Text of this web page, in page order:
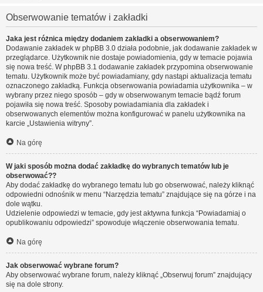
Obserwowanie tematów i zakładki
Jaka jest różnica między dodaniem zakładki a obserwowaniem?
Dodawanie zakładek w phpBB 3.0 działa podobnie, jak dodawanie zakładek w
przeglądarce. Użytkownik nie dostaje powiadomienia, gdy w temacie pojawia
się nowa treść. W phpBB 3.1 dodawanie zakładek przypomina obserwowanie
tematu. Użytkownik może być powiadamiany, gdy nastąpi aktualizacja tematu
oznaczonego zakładką. Funkcja obserwowania powiadamia użytkownika – w
wybrany przez niego sposób – gdy w obserwowanym temacie bądź forum
pojawiła się nowa treść. Sposoby powiadamiania dla zakładek i
obserwowanych elementów można konfigurować w panelu użytkownika na
karcie „Ustawienia witryny”.
Na górę
W jaki sposób można dodać zakładkę do wybranych tematów lub je
obserwować??
Aby dodać zakładkę do wybranego tematu lub go obserwować, należy kliknąć
odpowiedni odnośnik w menu “Narzędzia tematu” znajdujące się na górze i na
dole wątku.
Udzielenie odpowiedzi w temacie, gdy jest aktywna funkcja “Powiadamiaj o
opublikowaniu odpowiedzi” spowoduje włączenie obserwowania tematu.
Na górę
Jak obserwować wybrane forum?
Aby obserwować wybrane forum, należy kliknąć „Obserwuj forum” znajdujący
się na dole strony.